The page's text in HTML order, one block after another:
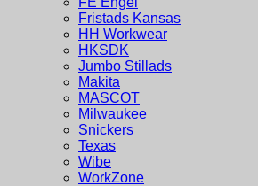
Fristads Kansas
HH Workwear
HKSDK
Jumbo Stillads
Makita
MASCOT
Milwaukee
Snickers
Texas
Wibe
WorkZone